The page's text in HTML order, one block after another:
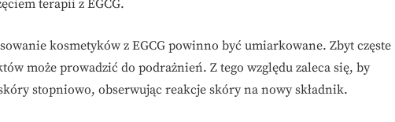
terapii z EGCG.
kosmetyków z EGCG powinno być umiarkowane. Zbyt częste
może prowadzić do podrażnień. Z tego względu zaleca się, by
stopniowo, obserwując reakcje skóry na nowy składnik.